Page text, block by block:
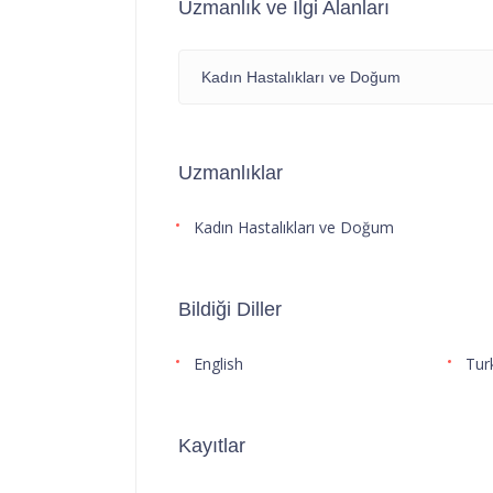
Uzmanlık ve İlgi Alanları
Kadın Hastalıkları ve Doğum
Uzmanlıklar
Kadın Hastalıkları ve Doğum
Bildiği Diller
English
Kayıtlar